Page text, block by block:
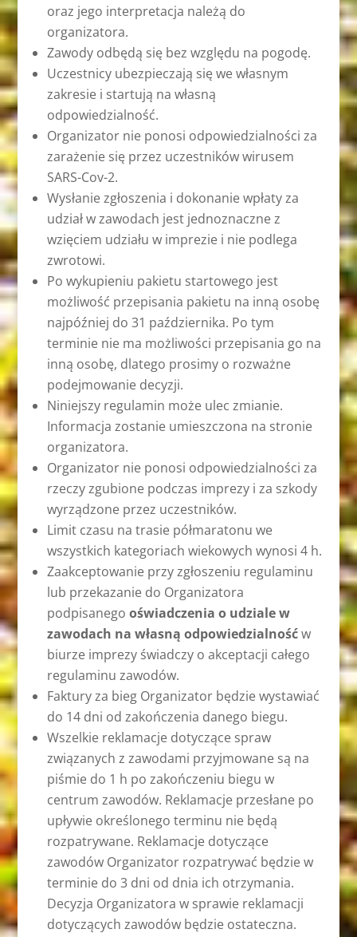
oraz jego interpretacja należą do
organizatora.
Zawody odbędą się bez względu na pogodę.
Uczestnicy ubezpieczają się we własnym
zakresie i startują na własną
odpowiedzialność.
Organizator nie ponosi odpowiedzialności za
zarażenie się przez uczestników wirusem
SARS-Cov-2.
Wysłanie zgłoszenia i dokonanie wpłaty za
udział w zawodach jest jednoznaczne z
wzięciem udziału w imprezie i nie podlega
zwrotowi.
Po wykupieniu pakietu startowego jest
możliwość przepisania pakietu na inną osobę
najpóźniej do 31 października. Po tym
terminie nie ma możliwości przepisania go na
inną osobę, dlatego prosimy o rozważne
podejmowanie decyzji.
Niniejszy regulamin może ulec zmianie.
Informacja zostanie umieszczona na stronie
organizatora.
Organizator nie ponosi odpowiedzialności za
rzeczy zgubione podczas imprezy i za szkody
wyrządzone przez uczestników.
Limit czasu na trasie półmaratonu we
wszystkich kategoriach wiekowych wynosi 4 h.
Zaakceptowanie przy zgłoszeniu regulaminu
lub przekazanie do Organizatora
podpisanego oświadczenia o udziale w
zawodach na własną odpowiedzialnośćw
biurze imprezy świadczy o akceptacji całego
regulaminu zawodów.
Faktury za bieg Organizator będzie wystawiać
do 14 dni od zakończenia danego biegu.
Wszelkie reklamacje dotyczące spraw
związanych z zawodami przyjmowane są na
piśmie do 1 h po zakończeniu biegu w
centrum zawodów. Reklamacje przesłane po
upływie określonego terminu nie będą
rozpatrywane. Reklamacje dotyczące
zawodów Organizator rozpatrywać będzie w
terminie do 3 dni od dnia ich otrzymania.
Decyzja Organizatora w sprawie reklamacji
dotyczących zawodów będzie ostateczna.